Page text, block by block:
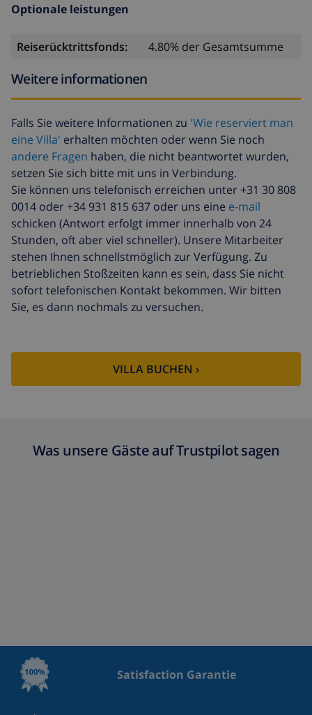
Optionale leistungen
Reiserücktrittsfonds: 4.80% der Gesamtsumme
Weitere informationen
Falls Sie weitere Informationen zu 'Wie reserviert man
eine Villa' erhalten möchten oder wenn Sie noch
andere Fragen haben, die nicht beantwortet wurden,
setzen Sie sich bitte mit uns in Verbindung.
Sie können uns telefonisch erreichen unter +31 30 808
0014 oder +34 931 815 637 oder uns eine e-mail
schicken (Antwort erfolgt immer innerhalb von 24
Stunden, oft aber viel schneller). Unsere Mitarbeiter
stehen Ihnen schnellstmöglich zur Verfügung. Zu
betrieblichen Stoßzeiten kann es sein, dass Sie nicht
sofort telefonischen Kontakt bekommen. Wir bitten
Sie, es dann nochmals zu versuchen.
VILLA BUCHEN ›
Was unsere Gäste auf Trustpilot sagen
Satisfaction Garantie